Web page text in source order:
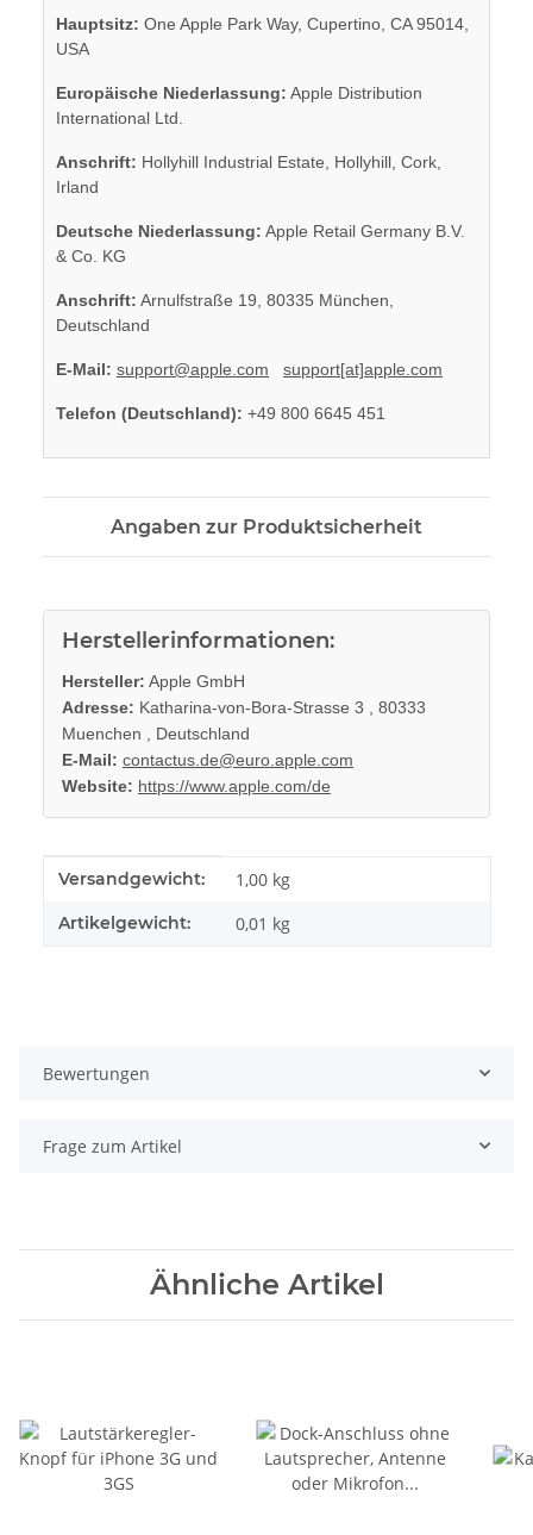
Hauptsitz: One Apple Park Way, Cupertino, CA 95014,
USA
Europäische Niederlassung: Apple Distribution
International Ltd.
Anschrift: Hollyhill Industrial Estate, Hollyhill, Cork,
Irland
Deutsche Niederlassung: Apple Retail Germany B.V.
& Co. KG
Anschrift: Arnulfstraße 19, 80335 München,
Deutschland
E-Mail: support@apple.com support[at]apple.com
Telefon (Deutschland): +49 800 6645 451
Angaben zur Produktsicherheit
Herstellerinformationen:
Hersteller: Apple GmbH
Adresse: Katharina-von-Bora-Strasse 3 , 80333
Muenchen , Deutschland
E-Mail: contactus.de@euro.apple.com
Website: https://www.apple.com/de
Produkteigenschaft
Wert
Versandgewicht: 1,00 kg
Artikelgewicht: 0,01 kg
Bewertungen
Frage zum Artikel
Ähnliche Artikel